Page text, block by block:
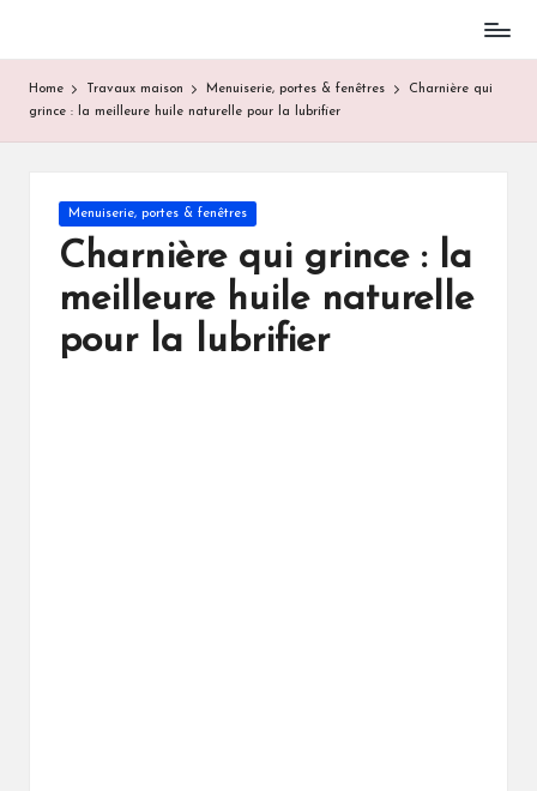
content
Home Travaux maison Menuiserie, portes & fenêtres
Charnière qui
grince : la meilleure huile naturelle pour la lubrifier
Posted
Menuiserie, portes & fenêtres
Charnière qui grince : la
meilleure huile naturelle
pour la lubrifier